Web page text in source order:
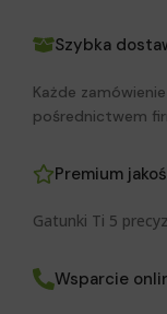
Szybka
Każde
pośrednictwem
Premium
Gatunki Ti 5
Wsparcie